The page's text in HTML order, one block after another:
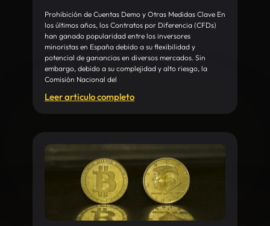
Prohibición de Cuentas Demo y Otras Medidas Clave En
los últimos años, los Contratos por Diferencia (CFDs)
han ganado popularidad entre los inversores
minoristas en España debido a su flexibilidad y
potencial de ganancias en diversos mercados. Sin
embargo, debido a su complejidad y alto riesgo, la
Comisión Nacional del
Leer articulo completo